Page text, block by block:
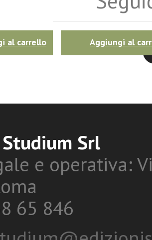
al carrello Aggiungi al
Srl
e operativa:
65 846